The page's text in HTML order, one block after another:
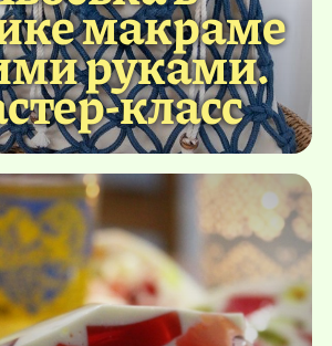
макраме
руками.
класс